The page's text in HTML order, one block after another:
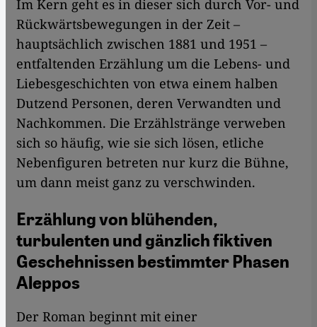
Im Kern geht es in dieser sich durch Vor- und
Rückwärtsbewegungen in der Zeit –
hauptsächlich zwischen 1881 und 1951 –
entfaltenden Erzählung um die Lebens- und
Liebesgeschichten von etwa einem halben
Dutzend Personen, deren Verwandten und
Nachkommen. Die Erzählstränge verweben
sich so häufig, wie sie sich lösen, etliche
Nebenfiguren betreten nur kurz die Bühne,
um dann meist ganz zu verschwinden.
Erzählung von blühenden,
turbulenten und gänzlich fiktiven
Geschehnissen bestimmter Phasen
Aleppos
Der Roman beginnt mit einer